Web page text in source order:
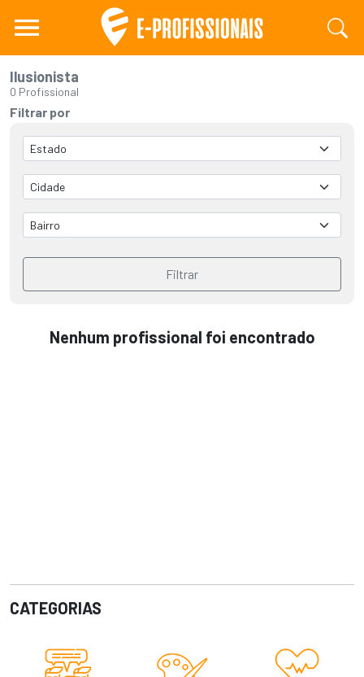
Ilusionista
0 Profissional
Filtrar por
Filtrar
Nenhum profissional foi encontrado
CATEGORIAS